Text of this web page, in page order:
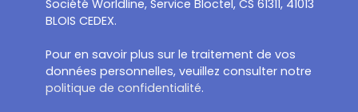
Société Worldline, Service Bloctel, CS 61311, 41013
BLOIS CEDEX.
Pour en savoir plus sur le traitement de vos
données personnelles, veuillez consulter notre
politique de confidentialité.